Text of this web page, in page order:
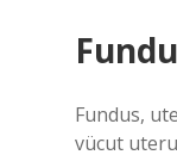
Fundus,
vücut